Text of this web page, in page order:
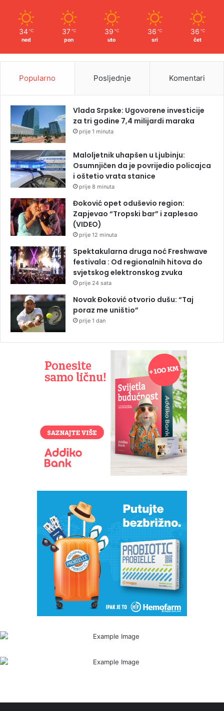
34 ℃
ned
37 ℃
pon
39 ℃
uto
36 ℃
sri
36 ℃
čet
Popularno Posljednje Komentari
Vlada Srpske: Ugovorene investicije
za tri godine 7,4 milijardi maraka
prije 1 minuta
Maloljetnik uhapšen u Ljubinju:
Osumnjičen da je povrijedio policajca
i oštetio vrata stanice
prije 8 minuta
Đoković opet oduševio region:
Zapjevao “Tropski bar” i zaplesao
(VIDEO)
prije 12 minuta
Spektakularna druga noć Freshwave
festivala : Od regionalnih hitova do
svjetskog elektronskog zvuka
prije 24 sata
Novak Đoković otvorio dušu: “Taj
poraz me uništio”
prije 1 dan